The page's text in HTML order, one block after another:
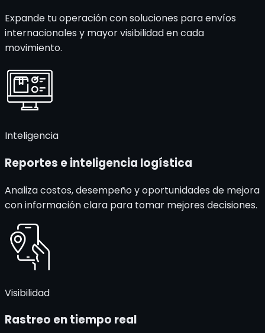
Expande tu operación con soluciones para envíos
internacionales y mayor visibilidad en cada
movimiento.
Inteligencia
Reportes einteligencia logística
Analiza costos, desempeño y oportunidades de mejora
con información clara para tomar mejores decisiones.
Visibilidad
Rastreo entiempo real